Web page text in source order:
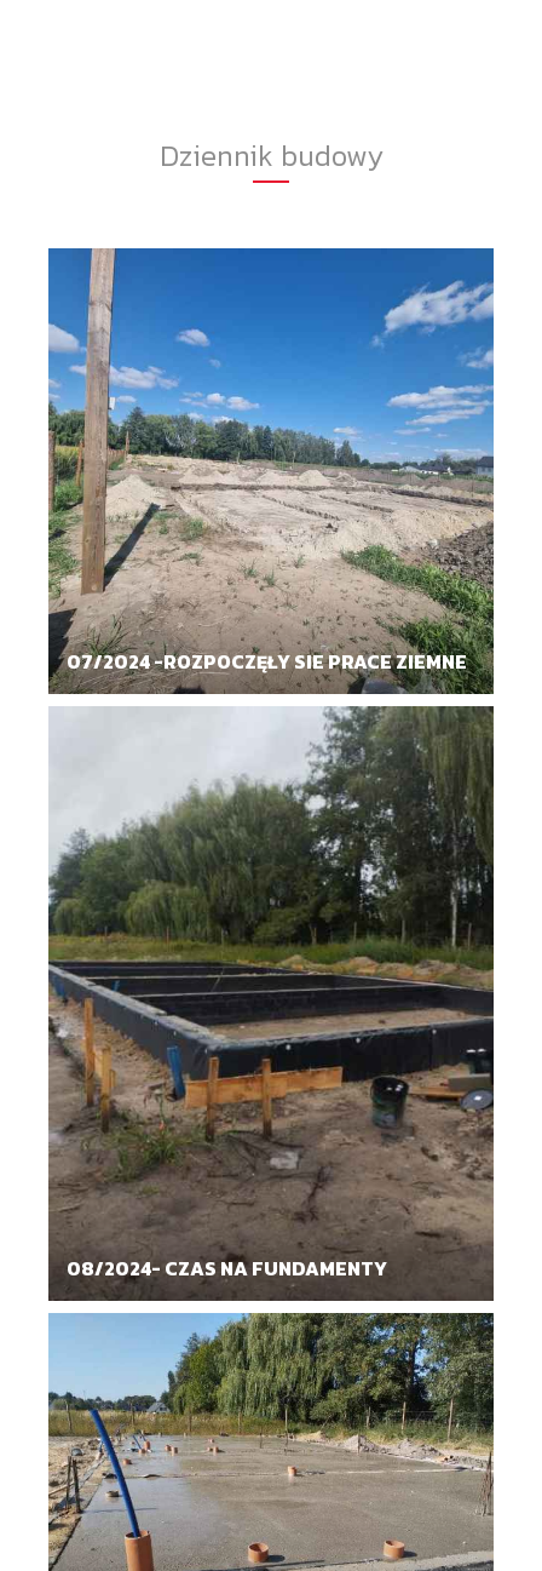
Dziennik budowy
07/2024 -ROZPOCZĘŁY SIE PRACE ZIEMNE
08/2024- CZAS NA FUNDAMENTY